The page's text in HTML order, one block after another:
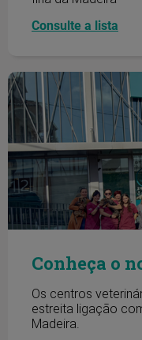
Consulte a lista
Conheça o nosso
Conheça o
Os centros
estreita ligação
Madeira.